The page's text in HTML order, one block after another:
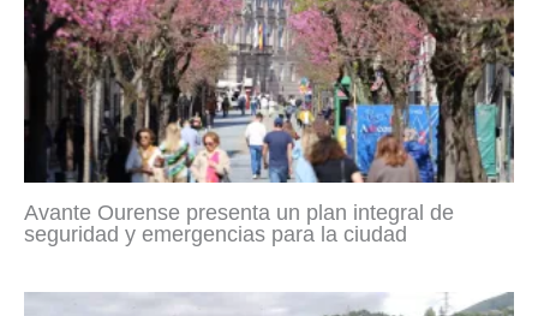
Avante Ourense presenta un plan integral de
seguridad y emergencias para la ciudad